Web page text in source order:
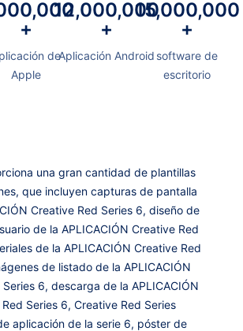
+
de
Apple
12,000,000
+
Aplicación Android
15,000,000
+
software de
escritorio
una gran cantidad de plantillas
que incluyen capturas de pantalla
Creative Red Series 6, diseño de
de la APLICACIÓN Creative Red
de la APLICACIÓN Creative Red
de listado de la APLICACIÓN
6, descarga de la APLICACIÓN
Series 6, Creative Red Series
aplicación de la serie 6, póster de